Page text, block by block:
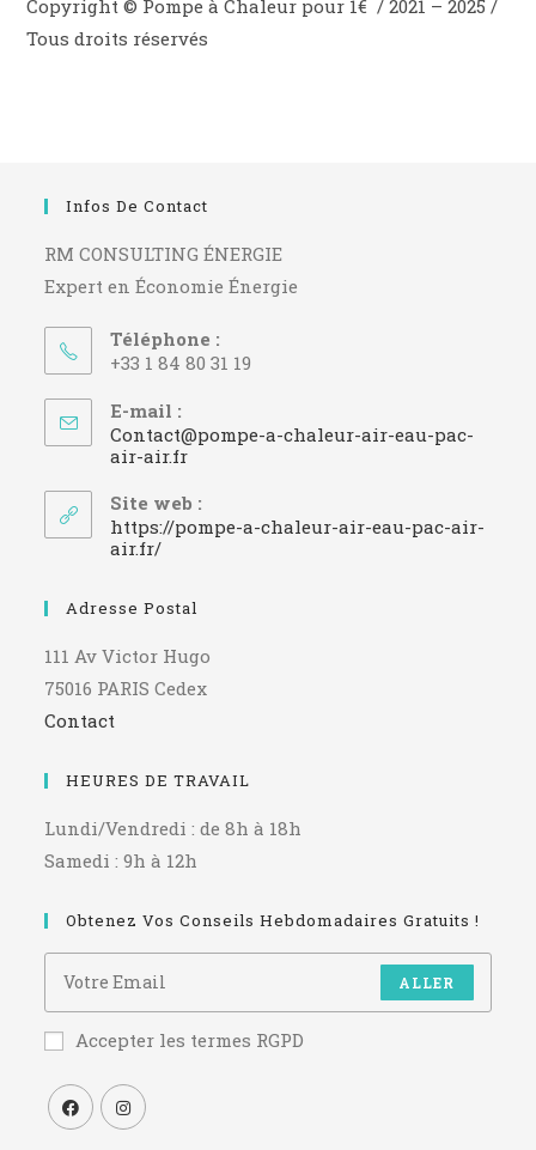
Copyright © Pompe à Chaleur pour 1€ / 2021 – 2025 /
Tous droits réservés
Infos De Contact
RM CONSULTING ÉNERGIE
Expert en Économie Énergie
Téléphone :
+33 1 84 80 31 19
E-mail :
Contact@pompe-a-chaleur-air-eau-pac-
air-air.frS’ouvre
votre
application
Site web :
https://pompe-a-chaleur-air-eau-pac-air-
air.fr/
Adresse Postal
111 Av Victor Hugo
75016 PARIS Cedex
Contact
HEURES DE TRAVAIL
Lundi/Vendredi : de 8h à 18h
Samedi : 9h à 12h
Obtenez Vos Conseils Hebdomadaires Gratuits !
ALLER
Accepter les termes RGPD